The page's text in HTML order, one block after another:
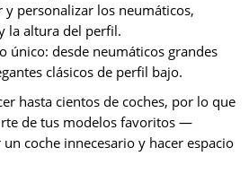
y personalizar los neumáticos,
la altura del perfil.
único: desde neumáticos grandes
clásicos de perfil bajo.
hasta cientos de coches, por lo que
de tus modelos favoritos —
coche innecesario y hacer espacio